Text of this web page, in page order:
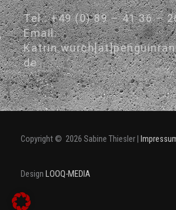
Tel.: +49 (0) 89 – 41 36 –
Email:
de
Copyright © 2026 Sabine Thiesler |
Design LOOQ-MEDIA